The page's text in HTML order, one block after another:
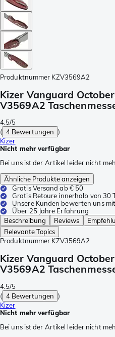
Produktnummer KZV3569A2
Kizer Vanguard
V3569A2
4.5/5
( 4 Bewertungen )
Kizer
Nicht mehr verfügbar
Bei uns ist der Artikel leider nicht
Ähnliche Produkte anzeigen
Gratis Versand ab € 50
Gratis Retoure innerhalb von 30
Unsere Kunden bewerten uns
Über 25 Jahre Erfahrung
Beschreibung
Reviews
Relevante Topics
Produktnummer KZV3569A2
Kizer Vanguard
V3569A2
4.5/5
( 4 Bewertungen )
Kizer
Nicht mehr verfügbar
Bei uns ist der Artikel leider nicht